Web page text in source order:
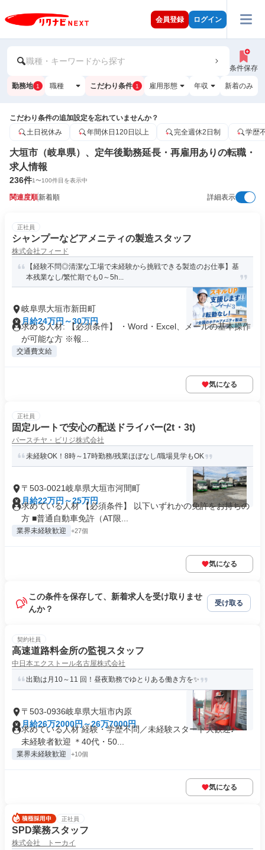
会員登録 ログイン
職種・キーワードから探す
条件保存
勤務地 1 職種 こだわり条件 1 雇用形態 年収 新着のみ
こだわり条件の追加設定を忘れていませんか？
土日祝休み
年間休日120日以上 完全週休2日制 学歴
大垣市（岐阜県）、定年後勤務延長・再雇用ありの転職・
求人情報
236件1〜100件目を表示中
関連度順新着順 詳細表示
正社員
シャンプーなどアメニティの製造スタッフ
株式会社フィード
【経験不問◎清潔な工場で未経験から挑戦できる製造のお仕事】基
本残業なし/繁忙期でも0～5h...
岐阜県大垣市新田町
月給24万円～30万円
求める人材: 【必須条件】 ・Word・Excel、メールの基本操作
が可能な方 ※報...
交通費支給
気になる
正社員
固定ルートで安心の配送ドライバー(2t・3t)
パースチヤ・ビリジ株式会社
未経験OK！8時～17時勤務/残業ほぼなし/職場見学もOK
〒503-0021岐阜県大垣市河間町
月給22万円～25万円
求めている人材 【必須条件】 以下いずれかの免許をお持ちの
方 ■普通自動車免許（AT限...
業界未経験歓迎 +27個
気になる
この条件を保存して、新着求人を受け取りませ
んか？
受け取る
契約社員
高速道路料金所の監視スタッフ
中日本エクストール名古屋株式会社
出勤は月10～11 回！昼夜勤務でゆとりある働き方を✨
〒503-0936岐阜県大垣市内原
月給26万2000円～26万7000円
求めている人材 経験・学歴不問／未経験スタート大歓迎♪ ＊
未経験者歓迎 ＊40代・50...
業界未経験歓迎 +10個
気になる
正社員
SPD業務スタッフ
株式会社 トーカイ